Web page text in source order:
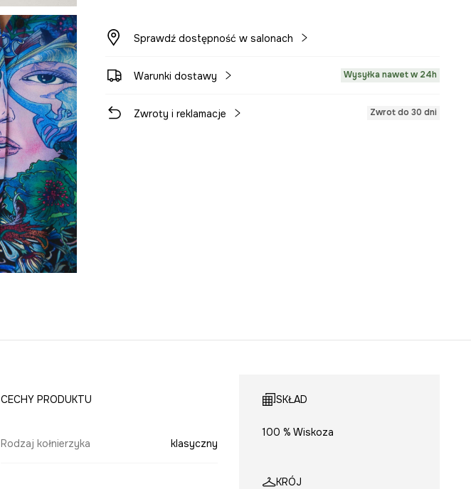
Sprawdź dostępność w salonach
Warunki dostawy Wysyłka nawet w 24h
Zwroty i reklamacje Zwrot do 30 dni
CECHY PRODUKTU
Rodzaj kołnierzyka klasyczny
SKŁAD
100 % Wiskoza
KRÓJ